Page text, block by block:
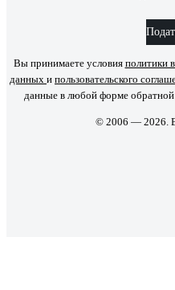
Вы принимаете условия политики
данных и пользовательского
данные в любой форме
© 2006 — 2026.